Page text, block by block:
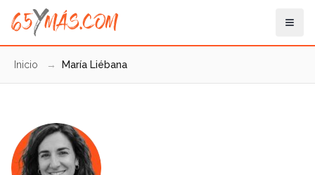
Inicio → María Liébana